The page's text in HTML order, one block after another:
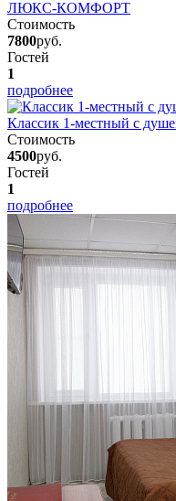
ЛЮКС-КОМФОРТ
Стоимость
7800руб.
Гостей
1
подробнее
Классик 1-местный с
Стоимость
4500руб.
Гостей
1
подробнее